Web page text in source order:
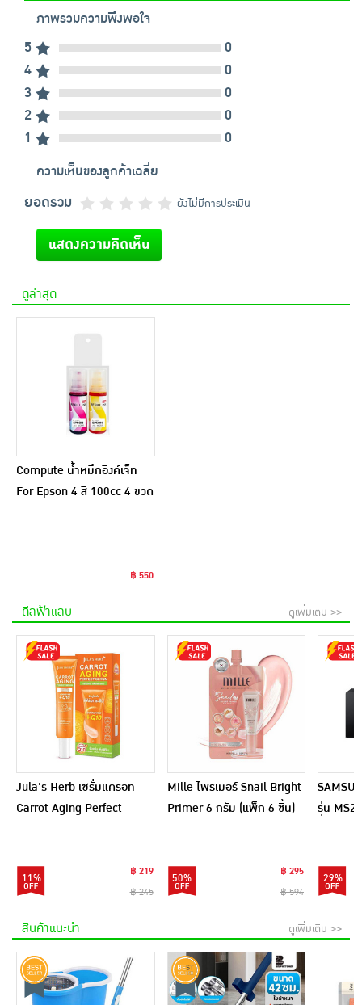
ภาพรวมความพึงพอใจ
5
0
4
0
3
0
2
0
1
0
ความเห็นของลูกค้าเฉลี่ย
ยอดรวม ยังไม่มีการประเมิน
แสดงความคิดเห็น
ดูล่าสุด
Compute น้ำหมึกอิงค์เจ็ท
For Epson 4 สี 100cc 4 ขวด
฿ 550
ดีลฟ้าแลบ ดูเพิ่มเติม >>
Jula's Herb เซรั่มแครอท
Carrot Aging Perfect
11%
฿ 219
฿ 245
Mille ไพรเมอร์ Snail Bright
Primer 6 กรัม (แพ็ก 6 ชิ้น)
50%
฿ 295
฿ 594
รุ่น
29%
สินค้าแนะนำ ดูเพิ่มเติม >>